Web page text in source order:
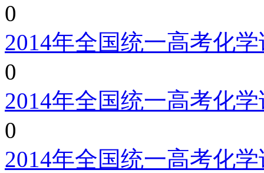
0
2014年全国统一高考化
0
2014年全国统一高考化
0
2014年全国统一高考化